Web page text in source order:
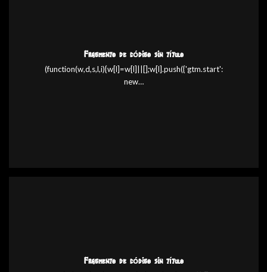
Fragmento de código sin título
(function(w,d,s,l,i){w[l]=w[l]||[];w[l].push({'gtm.start':
new…
Fragmento de código sin título